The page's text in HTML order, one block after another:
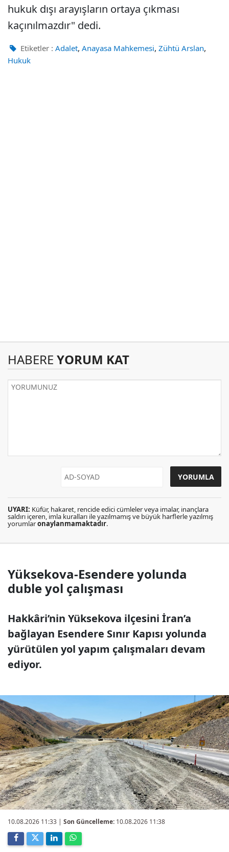
hukuk dışı arayışların ortaya çıkması
kaçınılmazdır" dedi.
Etiketler : Adalet, Anayasa Mahkemesi, Zühtü Arslan,
Hukuk
HABERE YORUM KAT
UYARI: Küfür, hakaret, rencide edici cümleler veya imalar, inançlara
saldırı içeren, imla kuralları ile yazılmamış ve büyük harflerle yazılmış
yorumlaronaylanmamaktadır.
Yüksekova-Esendere yolunda
duble yol çalışması
Hakkâri’nin Yüksekova ilçesini İran’a
bağlayan Esendere Sınır Kapısı yolunda
yürütülen yol yapım çalışmaları devam
ediyor.
10.08.2026 11:33 | Son Güncelleme: 10.08.2026 11:38